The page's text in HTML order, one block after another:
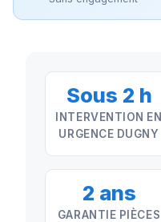
Sous 2 h
INTERVENTION EN
URGENCE DUGNY
2 ans
GARANTIE PIÈCES